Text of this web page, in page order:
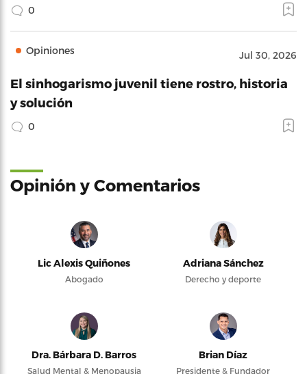
0
Opiniones Jul 30, 2026
El sinhogarismo juvenil tiene rostro, historia
y solución
0
Opinión y Comentarios
Lic Alexis Quiñones
Abogado
Adriana Sánchez
Derecho y deporte
Dra. Bárbara D. Barros
Salud Mental & Menopausia
Brian Díaz
Presidente & Fundador